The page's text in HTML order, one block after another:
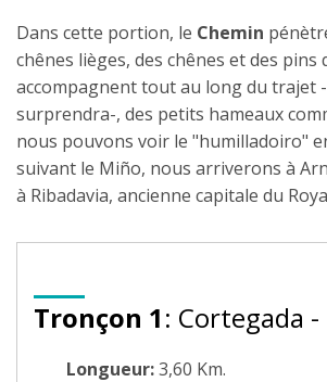
Dans cette portion, le Chemin
chênes lièges, des chênes et des pins
accompagnent tout au long du trajet
surprendra-, des petits hameaux
nous pouvons voir le "humilladoiro"
suivant le Miño, nous arriverons à
à Ribadavia, ancienne capitale du
Tronçon 1: Cortegada
Longueur:3,60 Km.